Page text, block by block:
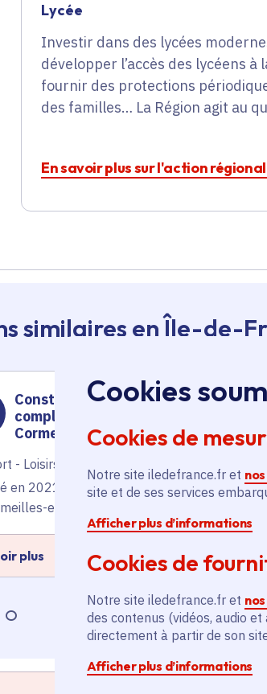
Cookies
Cookies de
Notre site iledefrance.fr et
site et de ses services
Afficher plus d’informations
Cookies de
Notre site iledefrance.fr et
des contenus (vidéos, audio
directement à partir de son
Afficher plus d’informations
Lycée
Investir dans des lycées
développer l’accès des lycéens
fournir des protections
des familles… La Région agit au
En savoir plus sur l'action
similaires en Île-de-
Construction d'un
complexe sportif à
Cormeilles-en-Parisis
- Loisirs
en 2021
en-Parisis (95)
plus